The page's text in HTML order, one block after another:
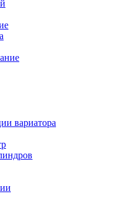
вариатора